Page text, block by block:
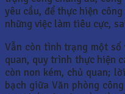
yêu cầu, để thực hiện
những việc làm tiêu cực,
Vẫn còn tình trạng một
quan, quy trình thực hiện
còn non kém, chủ quan;
bạch giữa Văn phòng